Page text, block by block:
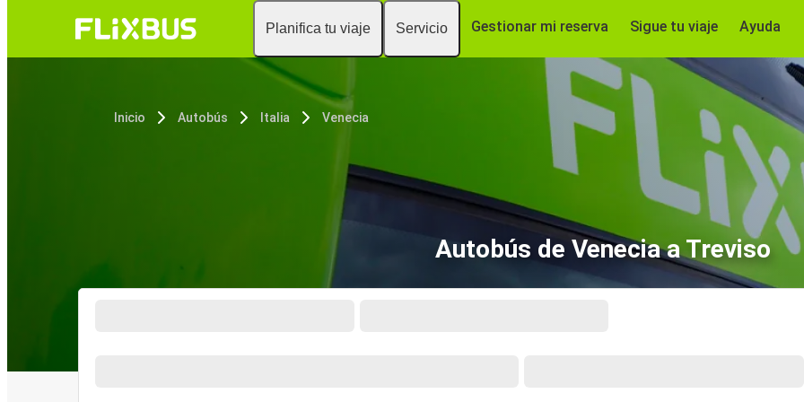
Planifica tu viaje Servicio Gestionar mi reserva Sigue tu viaje Ayuda
Inicio Autobús Italia Venecia
Autobús de Venecia a Treviso